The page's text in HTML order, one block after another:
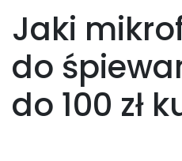
Jaki
do
do 100 zł